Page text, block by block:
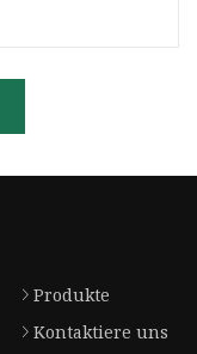
Produkte
Kontaktiere uns